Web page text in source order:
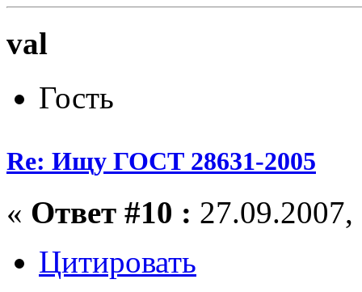
val
Гость
Re: Ищу ГОСТ 28631-2005
« Ответ #10 :
Цитировать